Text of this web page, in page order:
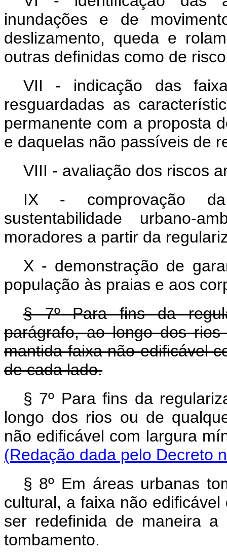
inundações e de
deslizamento, queda e
outras definidas como de
VII - indicação das
resguardadas as
permanente com a proposta
e daquelas não passíveis de
VIII - avaliação dos riscos
IX - comprovação
sustentabilidade urbano-
moradores a partir da
X - demonstração de
população às praias e aos
§ 7º Para fins da
parágrafo, ao longo dos
mantida faixa não edificável
de cada lado.
§ 7º Para fins da
longo dos rios ou de
não edificável com largura
(Redação dada pelo Decreto
§ 8º Em áreas urbanas
cultural, a faixa não
ser redefinida de maneira
tombamento.